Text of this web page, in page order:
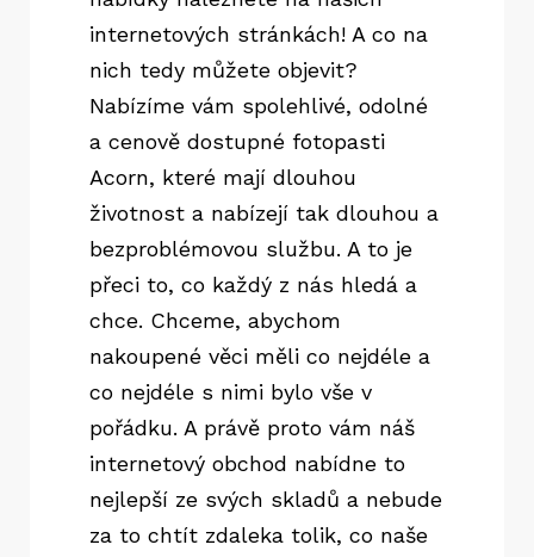
internetových stránkách! A co na
nich tedy můžete objevit?
Nabízíme vám spolehlivé, odolné
a cenově dostupné fotopasti
Acorn, které mají dlouhou
životnost a nabízejí tak dlouhou a
bezproblémovou službu. A to je
přeci to, co každý z nás hledá a
chce. Chceme, abychom
nakoupené věci měli co nejdéle a
co nejdéle s nimi bylo vše v
pořádku. A právě proto vám náš
internetový obchod nabídne to
nejlepší ze svých skladů a nebude
za to chtít zdaleka tolik, co naše